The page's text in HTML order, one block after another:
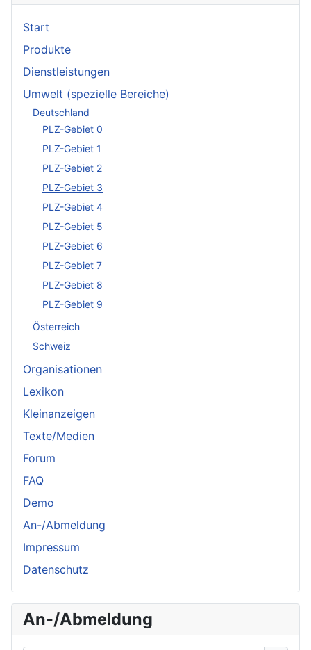
Start
Produkte
Dienstleistungen
Umwelt (spezielle Bereiche)
Deutschland
PLZ-Gebiet 0
PLZ-Gebiet 1
PLZ-Gebiet 2
PLZ-Gebiet 3
PLZ-Gebiet 4
PLZ-Gebiet 5
PLZ-Gebiet 6
PLZ-Gebiet 7
PLZ-Gebiet 8
PLZ-Gebiet 9
Österreich
Schweiz
Organisationen
Lexikon
Kleinanzeigen
Texte/Medien
Forum
FAQ
Demo
An-/Abmeldung
Impressum
Datenschutz
An-/Abmeldung